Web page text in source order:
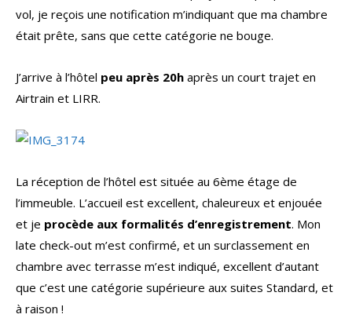
vol, je reçois une notification m’indiquant que ma chambre
était prête, sans que cette catégorie ne bouge.
J’arrive à l’hôtel peu après 20h après un court trajet en
Airtrain et LIRR.
La réception de l’hôtel est située au 6ème étage de
l’immeuble. L’accueil est excellent, chaleureux et enjouée
et je procède aux formalités d’enregistrement. Mon
late check-out m’est confirmé, et un surclassement en
chambre avec terrasse m’est indiqué, excellent d’autant
que c’est une catégorie supérieure aux suites Standard, et
à raison !